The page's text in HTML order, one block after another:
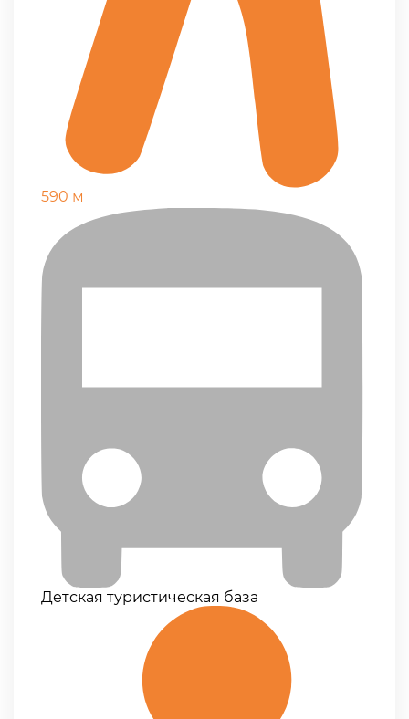
590 м
Детская туристическая база